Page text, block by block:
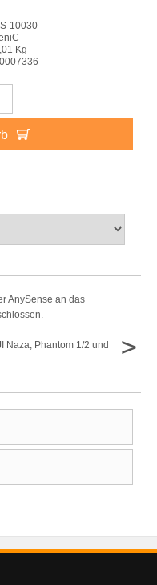
10030
Kg
AnySense an das
Naza, Phantom 1/2 und
>